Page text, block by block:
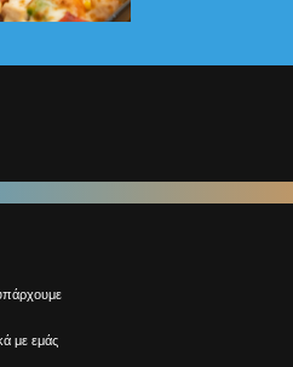
υπάρχουμε
με εμάς